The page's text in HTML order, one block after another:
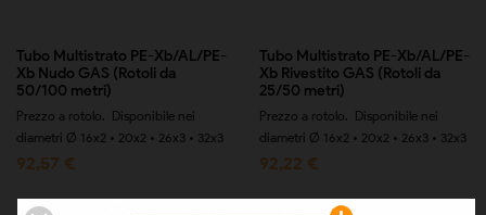
Tubo Multistrato PE-Xb/AL/PE-
Xb Nudo GAS (Rotoli da
50/100 metri)
Prezzo a rotolo. Disponibile nei
diametri Ø 16x2 • 20x2 • 26x3 • 32x3
92,57 €
Tubo Multistrato PE-Xb/AL/PE-
Xb Rivestito GAS (Rotoli da
25/50 metri)
Prezzo a rotolo. Disponibile nei
diametri Ø 16x2 • 20x2 • 26x3 • 32x3
92,22 €